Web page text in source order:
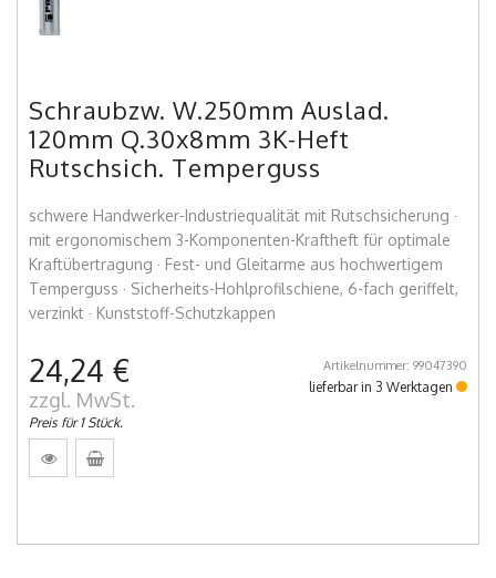
Schraubzw. W.250mm Auslad.
120mm Q.30x8mm 3K-Heft
Rutschsich. Temperguss
schwere Handwerker-Industriequalität mit Rutschsicherung ·
mit ergonomischem 3-Komponenten-Kraftheft für optimale
Kraftübertragung · Fest- und Gleitarme aus hochwertigem
Temperguss · Sicherheits-Hohlprofilschiene, 6-fach geriffelt,
verzinkt · Kunststoff-Schutzkappen
24,24 €
zzgl. MwSt.
Preis für 1 Stück.
Artikelnummer: 99047390
lieferbar in 3 Werktagen